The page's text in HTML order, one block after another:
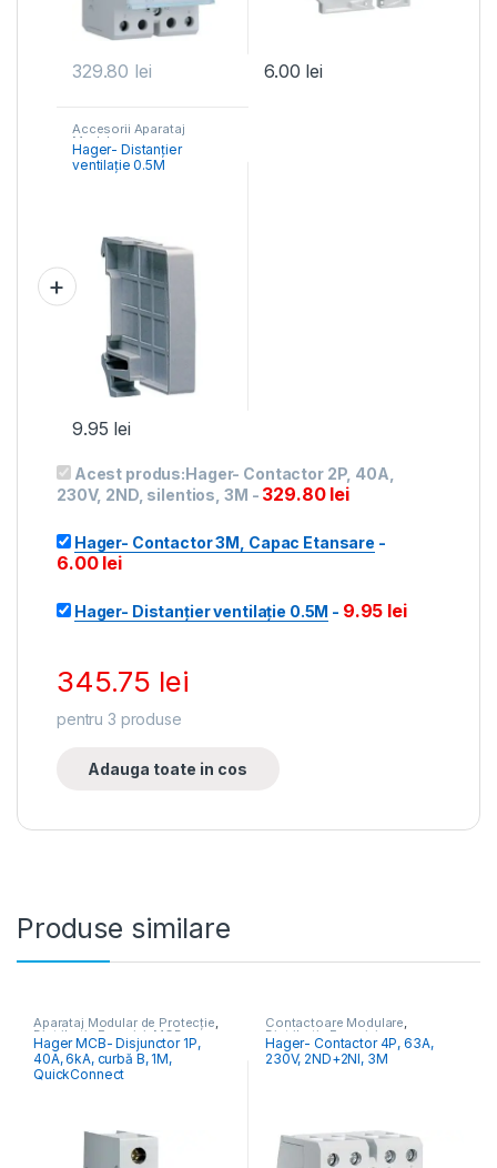
329.80 lei 6.00 lei
Accesorii Aparataj
Modular
Hager- Distanțier
ventilație 0.5M
9.95 lei
Acest produs:Hager- Contactor 2P, 40A,
230V, 2ND, silentios, 3M - 329.80 lei
Hager- Contactor 3M, Capac Etansare -
6.00 lei
Hager- Distanțier ventilație 0.5M - 9.95 lei
345.75 lei
pentru3 produse
Adauga toate in cos
Produse similare
Aparataj Modular de Protecție,
Distribuția Energiei MCB
Întrerupătoare Automate
Hager MCB- Disjunctor 1P,
40A, 6kA, curbă B, 1M,
QuickConnect
Contactoare Modulare,
Distribuția Energiei
Hager- Contactor 4P, 63A,
230V, 2ND+2NI, 3M